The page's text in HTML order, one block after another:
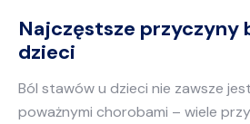
Najczęstsze przyczyny
dzieci
Ból stawów u dzieci nie zawsze
poważnymi chorobami – wiele